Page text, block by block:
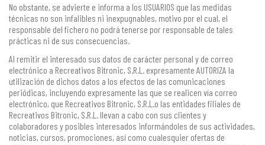
No obstante, se advierte e informa a los USUARIOS que las medidas
técnicas no son infalibles ni inexpugnables, motivo por el cual, el
responsable del fichero no podrá tenerse por responsable de tales
prácticas ni de sus consecuencias.
Al remitir el interesado sus datos de carácter personal y de correo
electrónico a Recreativos Bitronic, S.R.L. expresamente AUTORIZA la
utilización de dichos datos a los efectos de las comunicaciones
periódicas, incluyendo expresamente las que se realicen vía correo
electrónico, que Recreativos Bitronic, S.R.L.o las entidades filiales de
Recreativos Bitronic, S.R.L. llevan a cabo con sus clientes y
colaboradores y posibles interesados informándoles de sus actividades,
noticias, cursos, promociones, así como cualesquier ofertas de